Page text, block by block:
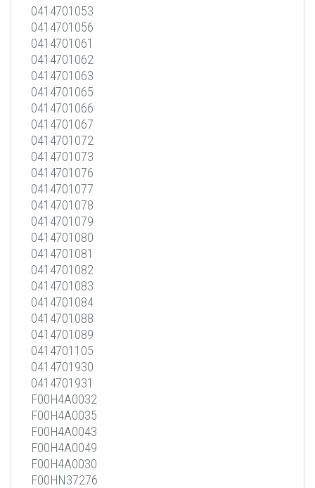
0414701053
0414701056
0414701061
0414701062
0414701063
0414701065
0414701066
0414701067
0414701072
0414701073
0414701076
0414701077
0414701078
0414701079
0414701080
0414701081
0414701082
0414701083
0414701084
0414701088
0414701089
0414701105
0414701930
0414701931
F00H4A0032
F00H4A0035
F00H4A0043
F00H4A0049
F00H4A0030
F00HN37276